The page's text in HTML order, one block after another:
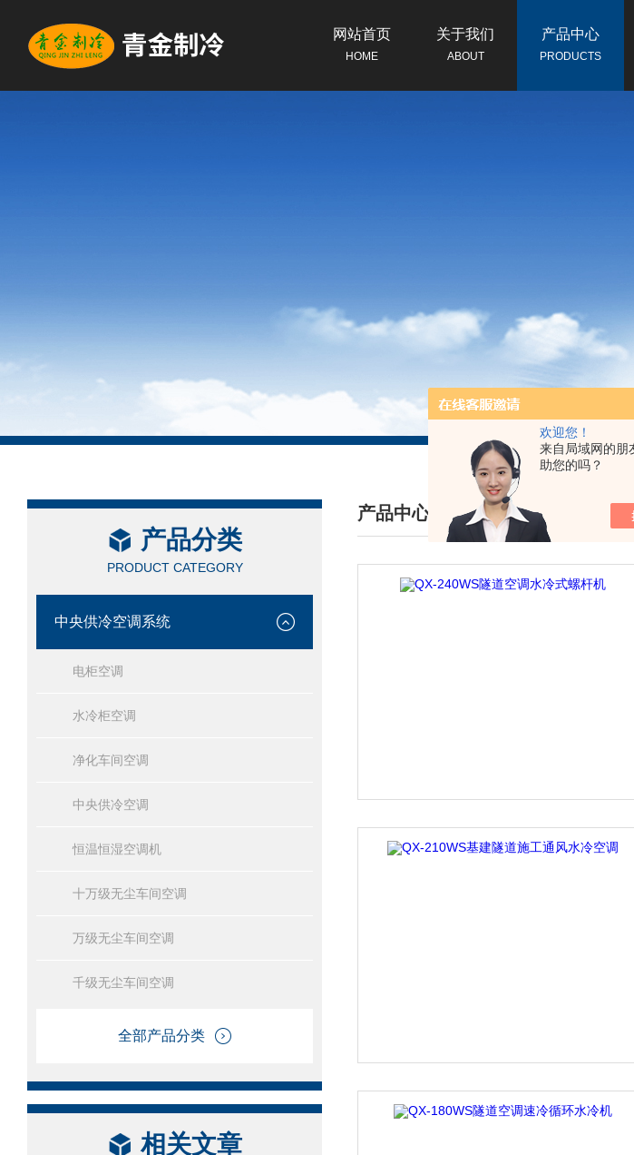
欢迎您！
来自局域网的朋
助您的吗？
网站首页
HOME
关于我们
ABOUT
产品中心
PRODUCTS
产品分类
PRODUCT CATEGORY
中央供冷空调系统
电柜空调
水冷柜空调
净化车间空调
中央供冷空调
恒温恒湿空调机
十万级无尘车间空调
万级无尘车间空调
千级无尘车间空调
全部产品分类
相关文章
产品中心
/ PRODUCTS CENTER